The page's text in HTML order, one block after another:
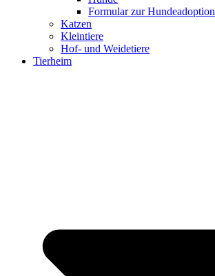
Formular zur Hundeadoption
Katzen
Kleintiere
Hof- und Weidetiere
Tierheim